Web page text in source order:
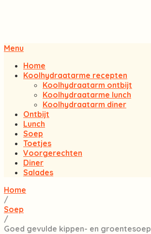
Menu
Home
Koolhydraatarme recepten
Koolhydraatarm ontbijt
Koolhydraatarme lunch
Koolhydraatarm diner
Ontbijt
Lunch
Soep
Toetjes
Voorgerechten
Diner
Salades
Home
/
Soep
/
Goed gevulde kippen- en groentesoep